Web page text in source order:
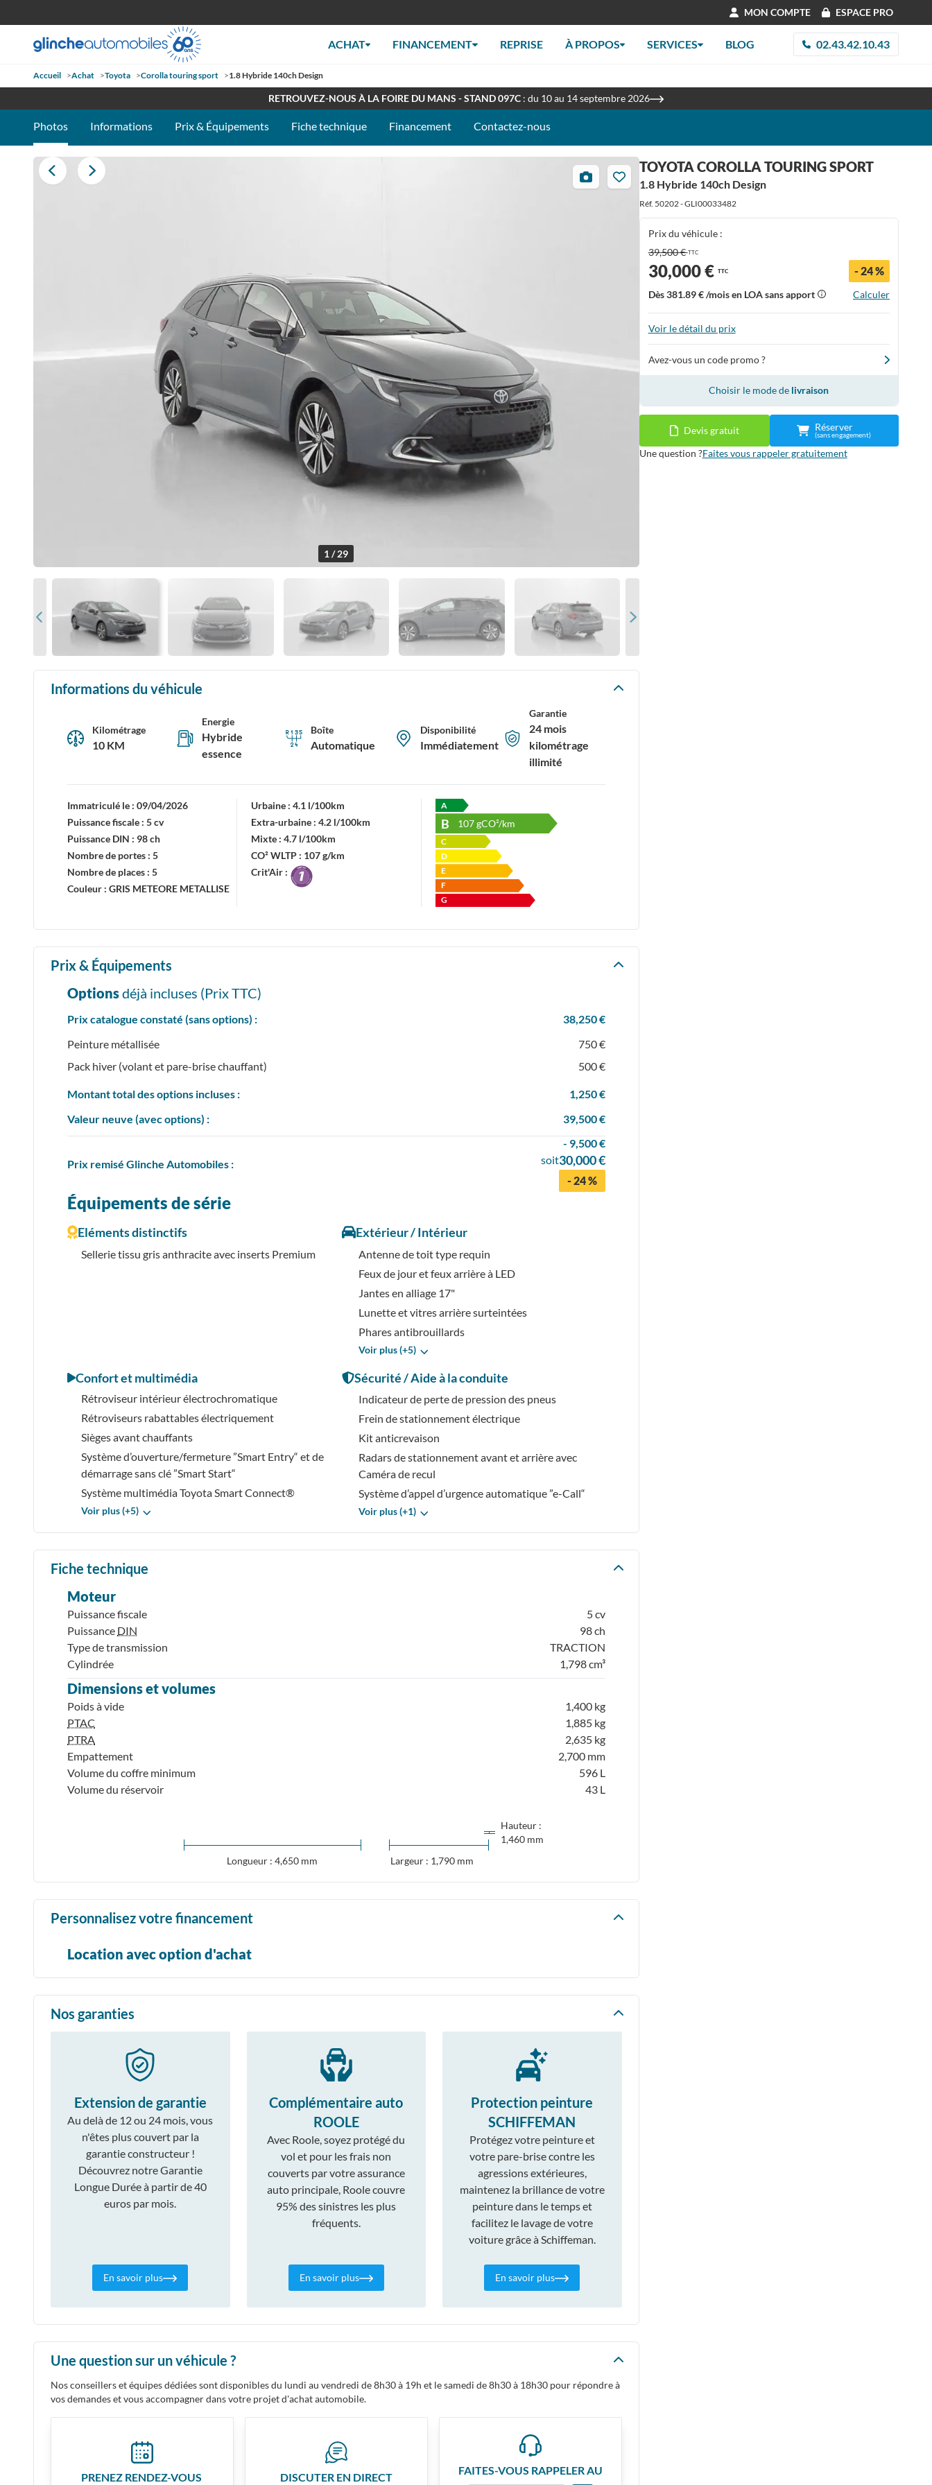
MON COMPTE ESPACE PRO
ACHAT FINANCEMENT REPRISE À PROPOS SERVICES BLOG 02.43.42.10.43
Accueil >Achat >Toyota >Corolla touring sport >1.8 Hybride 140ch Design
RETROUVEZ-NOUS À LA FOIRE DU MANS - STAND 097C : du 10 au 14 septembre 2026
OUVERT TOUT L'ÉTÉ
Photos Informations Prix & Équipements Fiche technique Financement Contactez-nous
29
photos
1 / 29
Informations du véhicule
Kilométrage
10 KM
Energie
Hybride
essence
Boîte
Automatique
Disponibilité
Immédiatement
Garantie
24 mois
kilométrage
illimité
Immatriculé le : 09/04/2026
Puissance fiscale : 5 cv
Puissance DIN : 98 ch
Nombre de portes : 5
Nombre de places : 5
Couleur : GRIS METEORE METALLISE
Urbaine :4.1 l/100km
Extra-urbaine :4.2 l/100km
Mixte :4.7 l/100km
CO² WLTP : 107 g/km
Crit'Air :
A
B 107gCO²/km
C
D
E
F
G
Prix & Équipements
Optionsdéjà incluses (PrixTTC)
Prix catalogue constaté (sans options) :
38,250 €
Peinture métallisée
750 €
Pack hiver (volant et pare-brise chauffant)
500 €
Montant total des options incluses :
1,250 €
Valeur neuve (avec options) :
39,500 €
Prix remisé Glinche Automobiles :
- 9,500 €
soit30,000 €
- 24 %
Équipements de série
Eléments distinctifs
Sellerie tissu gris anthracite avec inserts Premium
Extérieur / Intérieur
Antenne de toit type requin
Feux de jour et feux arrière à LED
Jantes en alliage 17"
Lunette et vitres arrière surteintées
Phares antibrouillards
Voir plus (+5)
Confort et multimédia
Rétroviseur intérieur électrochromatique
Rétroviseurs rabattables électriquement
Sièges avant chauffants
Système d’ouverture/fermeture ”Smart Entry“ et de
démarrage sans clé ”Smart Start“
Système multimédia Toyota Smart Connect®
Voir plus (+5)
Sécurité / Aide à la conduite
Indicateur de perte de pression des pneus
Frein de stationnement électrique
Kit anticrevaison
Radars de stationnement avant et arrière avec
Caméra de recul
Système d’appel d’urgence automatique ”e-Call“
Voir plus (+1)
Fiche technique
Moteur
Puissance fiscale
5 cv
Puissance DIN
98 ch
Type de transmission
TRACTION
Cylindrée
1,798 cm³
Dimensions et volumes
Poids à vide
1,400 kg
PTAC
1,885 kg
PTRA
2,635 kg
Empattement
2,700 mm
Volume du coffre minimum
596 L
Volume du réservoir
43 L
Longueur : 4,650 mm
Hauteur :
1,460 mm
Largeur : 1,790 mm
Personnalisez votre financement
Location avec option d'achat
Nos garanties
Extension de garantie
Au delà de 12 ou 24 mois, vous
n'êtes plus couvert par la
garantie constructeur !
Découvrez notre Garantie
Longue Durée à partir de 40
euros par mois.
En savoir plus
Complémentaire auto
ROOLE
Avec Roole, soyez protégé du
vol et pour les frais non
couverts par votre assurance
auto principale, Roole couvre
95% des sinistres les plus
fréquents.
En savoir plus
Protection peinture
SCHIFFEMAN
Protégez votre peinture et
votre pare-brise contre les
agressions extérieures,
maintenez la brillance de votre
peinture dans le temps et
facilitez le lavage de votre
voiture grâce à Schiffeman.
En savoir plus
Une question sur un véhicule ?
Nos conseillers et équipes dédiées sont disponibles du lundi au vendredi de 8h30 à 19h et le samedi de 8h30 à 18h30 pour répondre à
vos demandes et vous accompagner dans votre projet d'achat automobile.
PRENEZ RENDEZ-VOUS DISCUTER EN DIRECT
FAITES-VOUS RAPPELER AU
TOYOTA COROLLA TOURING SPORT
1.8 Hybride 140ch Design
Réf. 50202 - GLI00033482
Prix du véhicule :
39,500 €TTC
30,000 € TTC - 24 %
Dès381.89 €/mois en LOA sans apport Calculer
Voir le détail du prix
Avez-vous un code promo ?
Choisir le mode de livraison
Devis gratuit Réserver
(sans engagement)
Une question ?Faites vous rappeler gratuitement